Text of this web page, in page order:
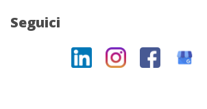
Seguici